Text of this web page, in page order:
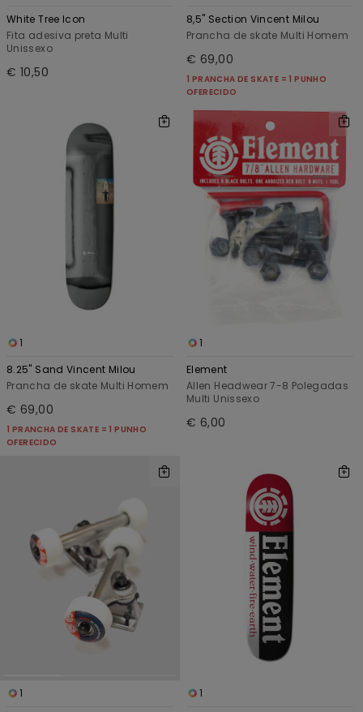
White Tree Icon
Fita adesiva preta Multi
Unissexo
€ 10,50
8,5" Section Vincent Milou
Prancha de skate Multi Homem
€ 69,00
1 PRANCHA DE SKATE = 1 PUNHO
OFERECIDO
1
8.25" Sand Vincent Milou
Prancha de skate Multi Homem
€ 69,00
1 PRANCHA DE SKATE = 1 PUNHO
OFERECIDO
1
Element
Allen Headwear 7-8 Polegadas
Multi Unissexo
€ 6,00
1
1